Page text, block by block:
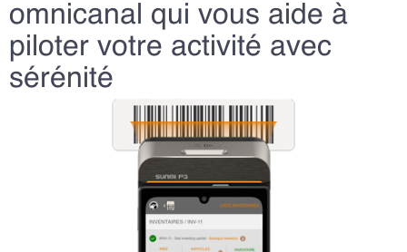
omnicanal qui vous aide à
piloter votre activité avec
sérénité